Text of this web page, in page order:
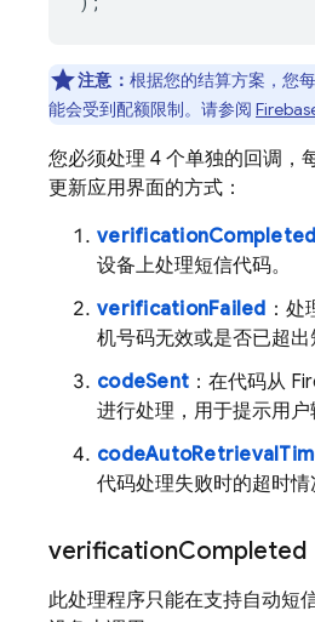
注意： 根据您的结算方案，您
能会受到配额限制。请参阅
您必须处理 4 个单独的回调，
更新应用界面的方式：
verificationCompleted
设备上处理短信代码。
verificationFailed ：
机号码无效或是否已超出
codeSent ：在代码从
进行处理，用于提示用户
代码处理失败时的超时情
verificationCompleted
此处理程序只能在支持自动短